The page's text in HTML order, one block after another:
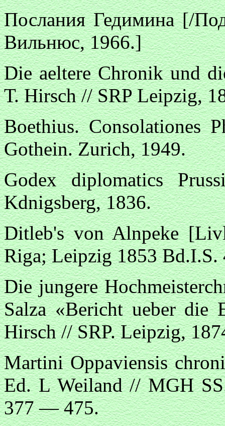
Послания Гедимина [/
Вильнюс, 1966.]
Die aeltere Chronik und
Т. Hirsch // SRP Leipzig,
Boethius. Consolationes
Gothein. Zurich, 1949.
Godex diplomatics
Kdnigsberg, 1836.
Ditleb's von Alnpeke
Riga; Leipzig 1853 Bd.I.S.
Die jungere
Salza «Bericht ueber die
Hirsch // SRP. Leipzig,
Martini Oppaviensis
Ed. L Weiland // MGH
377 — 475.